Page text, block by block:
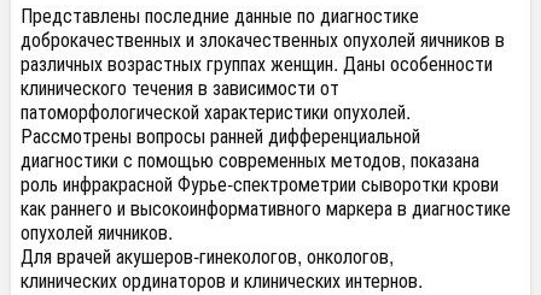
Представлены последние данные по диагностике
доброкачественных и злокачественных опухолей яичников в
различных возрастных группах женщин. Даны особенности
клинического течения в зависимости от
патоморфологической характеристики опухолей.
Рассмотрены вопросы ранней дифференциальной
диагностики с помощью современных методов, показана
роль инфракрасной Фурье-спектрометрии сыворотки крови
как раннего и высокоинформативного маркера в диагностике
опухолей яичников.
Для врачей акушеров-гинекологов, онкологов,
клинических ординаторов и клинических интернов.